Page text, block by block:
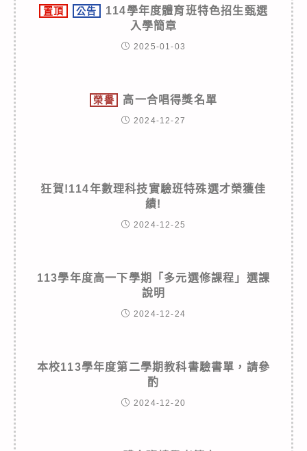
置頂 公告
114學年度體育班特色招生甄選
入學簡章
2025-01-03
榮譽 高一合唱得獎名單
2024-12-27
狂賀!114年數理科技實驗班特殊選才榮獲佳
績!
2024-12-25
113學年度高一下學期「多元選修課程」選課
說明
2024-12-24
本校113學年度第二學期教科書驗書單，請參
酌
2024-12-20